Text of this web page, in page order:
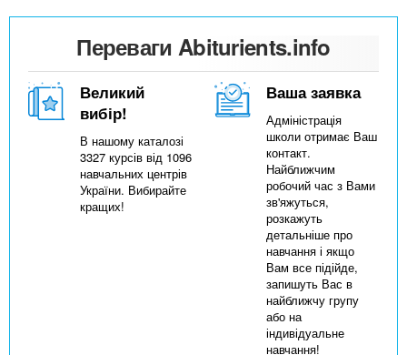
Переваги Abiturients.info
Великий
вибір!
В нашому каталозі
3327 курсів від 1096
навчальних центрів
України. Вибирайте
кращих!
Ваша заявка
Адміністрація
школи отримає Ваш
контакт.
Найближчим
робочий час з Вами
зв'яжуться,
розкажуть
детальніше про
навчання і якщо
Вам все підійде,
запишуть Вас в
найближчу групу
або на
індивідуальне
навчання!